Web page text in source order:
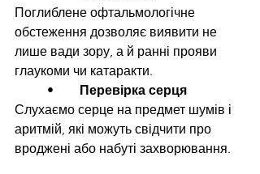
Поглиблене офтальмологічне
обстеження дозволяє виявити не
лише вади зору, а й ранні прояви
глаукоми чи катаракти.
Перевірка серця
Слухаємо серце на предмет шумів і
аритмій, які можуть свідчити про
вроджені або набуті захворювання.